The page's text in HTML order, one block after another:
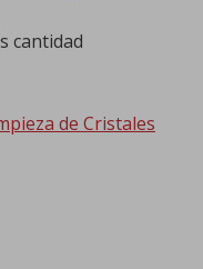
cantidad
de Cristales